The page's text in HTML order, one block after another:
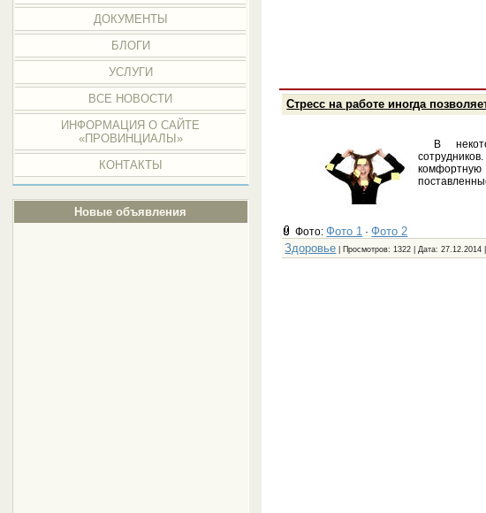
ДОКУМЕНТЫ
БЛОГИ
УСЛУГИ
ВСЕ НОВОСТИ
ИНФОРМАЦИЯ О САЙТЕ
«ПРОВИНЦИАЛЫ»
КОНТАКТЫ
Новые объявления
Стресс на работе иногда
В
Фото:Фото 1 ·Фото 2
Здоровье | Просмотров: 1322 | Дата:27.12.2014